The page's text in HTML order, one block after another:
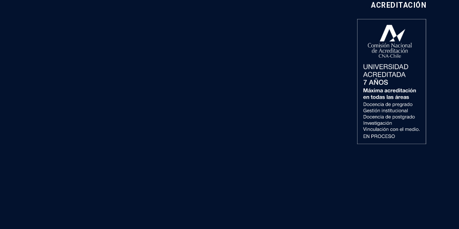
de incertidumbre climática así como también
a la cuantificación de los impactos y evaluación de
ACREDITACIÓN